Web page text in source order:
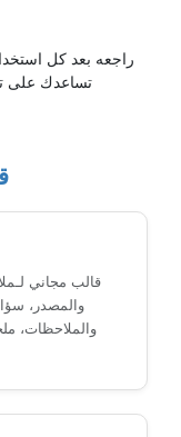
راجعه بعد كل
تساعدك على
قالب مجاني
والمصدر،
والملاحظات،